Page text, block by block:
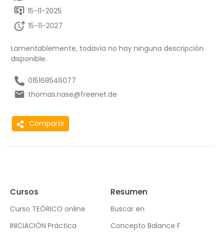
15-11-2025
15-11-2027
Lamentablemente, todavía no hay ninguna descripción
disponible.
015168546077
thomas.nase@freenet.de
Compartir
Cursos
Curso TEÓRICO online
INICIACIÓN Práctica
Resumen
Buscar en
Concepto Balance F